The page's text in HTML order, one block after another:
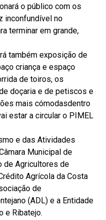
o público com os
inconfundível no
terminar em grande,
também exposição de
criança e espaço
de toiros, os
doçaria e de petiscos e
mais cómodasdentro
estar a circular o PIMEL
e das Atividades
Municipal de
de Agricultores de
Agrícola da Costa
de
(ADL) e a Entidade
e Ribatejo.